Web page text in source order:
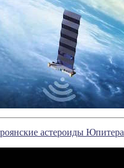
астероиды Юпитера